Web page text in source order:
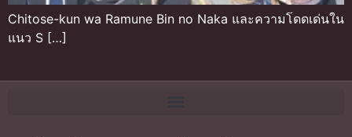
Chitose-kun wa Ramune Bin no Naka และความโดดเด่นใน
แนว S […]